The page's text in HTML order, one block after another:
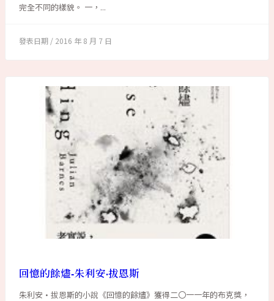
完全不同的樣貌。 一，...
2016 年 8 月 7 日
回憶的餘燼-朱利安·拔恩斯
朱利安·拔恩斯的小說《回憶的餘燼》獲得二〇一一年的布克獎，